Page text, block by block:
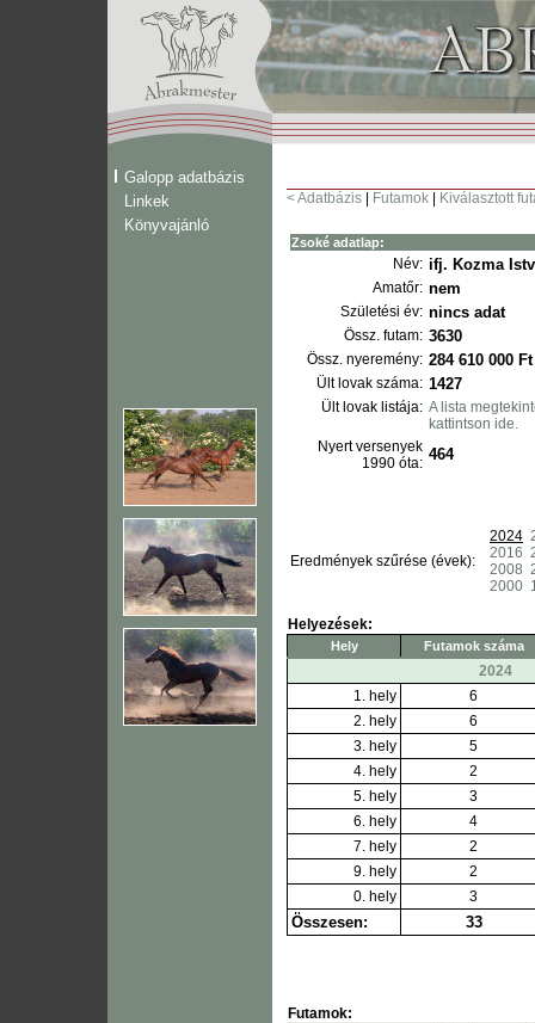
Galopp adatbázis
Linkek
Könyvajánló
< Adatbázis Futamok Kiválasztott
Zsoké adatlap:
Név: ifj. Kozma
Amatőr: nem
Születési év: nincs adat
Össz. futam: 3630
Össz. nyeremény: 284 610 000 Ft
Ült lovak száma: 1427
Ült lovak listája: A lista
kattintson ide.
Nyert versenyek
1990 óta: 464
Eredmények szűrése (évek):
2024
2016
2008
2000
Helyezések:
Hely Futamok száma
2024
1. hely
6
2. hely
6
3. hely
5
4. hely
2
5. hely
3
6. hely
4
7. hely
2
9. hely
2
0. hely
3
Összesen: 33
Futamok: